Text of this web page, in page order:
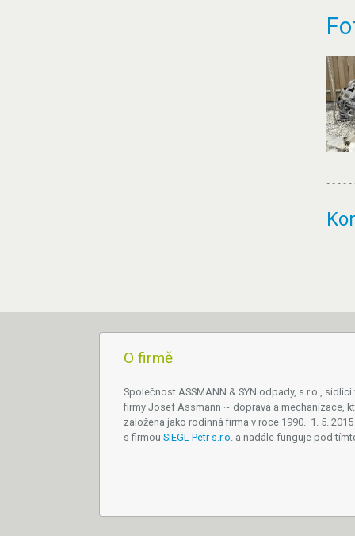
O firmě
Společnost ASSMANN & SYN odpady, s.r.o.,
firmy Josef Assmann ~ doprava a mechanizace,
založena jako rodinná firma v roce 1990. 1. 5.
s firmou SIEGL Petr s.r.o. a nadále funguje pod